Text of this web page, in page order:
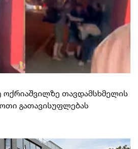
ოქრიაშვილზე თავდამსხმელის
გათავისუფლებას